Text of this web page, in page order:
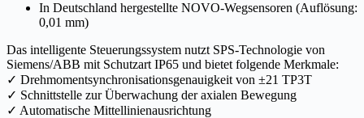
In Deutschland hergestellte NOVO-Wegsensoren (Auflösung:
0,01 mm)
Das intelligente Steuerungssystem nutzt SPS-Technologie von
Siemens/ABB mit Schutzart IP65 und bietet folgende Merkmale:
✓ Drehmomentsynchronisationsgenauigkeit von ±21 TP3T
✓ Schnittstelle zur Überwachung der axialen Bewegung
✓ Automatische Mittellinienausrichtung